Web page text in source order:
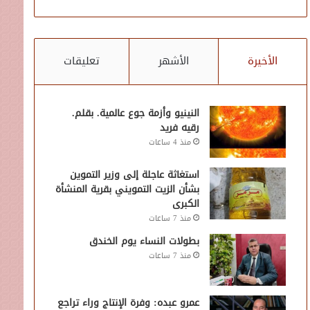
الأخيرة الأشهر تعليقات
النينيو وأزمة جوع عالمية. بقلم.
رقيه فريد
منذ 4 ساعات
استغاثة عاجلة إلى وزير التموين
بشأن الزيت التمويني بقرية المنشأة
الكبرى
منذ 7 ساعات
بطولات النساء يوم الخندق
منذ 7 ساعات
عمرو عبده: وفرة الإنتاج وراء تراجع